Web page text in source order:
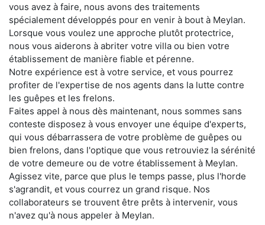
vous avez à faire, nous avons des traitements
spécialement développés pour en venir à bout à Meylan.
Lorsque vous voulez une approche plutôt protectrice,
nous vous aiderons à abriter votre villa ou bien votre
établissement de manière fiable et pérenne.
Notre expérience est à votre service, et vous pourrez
profiter de l'expertise de nos agents dans la lutte contre
les guêpes et les frelons.
Faites appel à nous dès maintenant, nous sommes sans
conteste disposez à vous envoyer une équipe d'experts,
qui vous débarrassera de votre problème de guêpes ou
bien frelons, dans l'optique que vous retrouviez la sérénité
de votre demeure ou de votre établissement à Meylan.
Agissez vite, parce que plus le temps passe, plus l'horde
s'agrandit, et vous courrez un grand risque. Nos
collaborateurs se trouvent être prêts à intervenir, vous
n'avez qu'à nous appeler à Meylan.